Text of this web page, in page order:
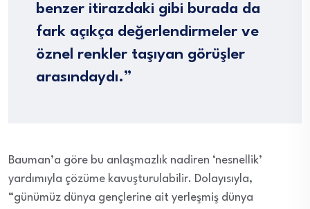
benzer itirazdaki gibi burada da
fark açıkça değerlendirmeler ve
öznel renkler taşıyan görüşler
arasındaydı.”
Bauman’a göre bu anlaşmazlık nadiren ‘nesnellik’
yardımıyla çözüme kavuşturulabilir. Dolayısıyla,
“günümüz dünya gençlerine ait yerleşmiş dünya